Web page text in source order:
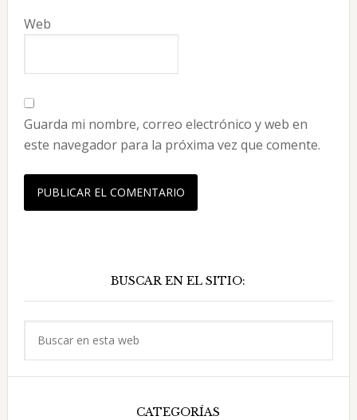
Web
Guarda mi nombre, correo electrónico y web en
este navegador para la próxima vez que comente.
principal
BUSCAR EN EL SITIO:
CATEGORÍAS